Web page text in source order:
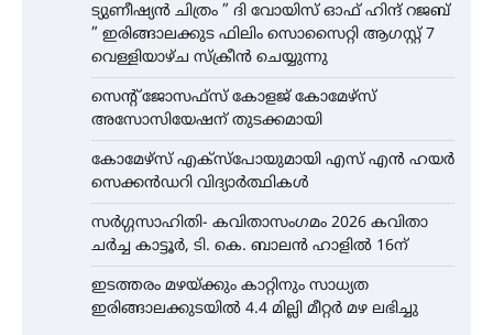
ട്യുണീഷ്യൻ ചിത്രം ” ദി വോയിസ് ഓഫ് ഹിന്ദ് റജബ്
” ഇരിങ്ങാലക്കുട ഫിലിം സൊസൈറ്റി ആഗസ്റ്റ് 7
വെള്ളിയാഴ്ച സ്‌ക്രീൻ ചെയ്യുന്നു
സെന്റ് ജോസഫ്സ് കോളജ് കോമേഴ്‌സ്
അസോസിയേഷന് തുടക്കമായി
കോമേഴ്സ് എക്സ്പോയുമായി എസ് എൻ ഹയർ
സെക്കൻഡറി വിദ്യാർത്ഥികൾ
സർഗ്ഗസാഹിതി- കവിതാസംഗമം 2026 കവിതാ
ചർച്ച കാട്ടൂർ, ടി. കെ. ബാലൻ ഹാളിൽ 16ന്
ഇടത്തരം മഴയ്ക്കും കാറ്റിനും സാധ്യത
ഇരിങ്ങാലക്കുടയിൽ 4.4 മില്ലി മീറ്റർ മഴ ലഭിച്ചു